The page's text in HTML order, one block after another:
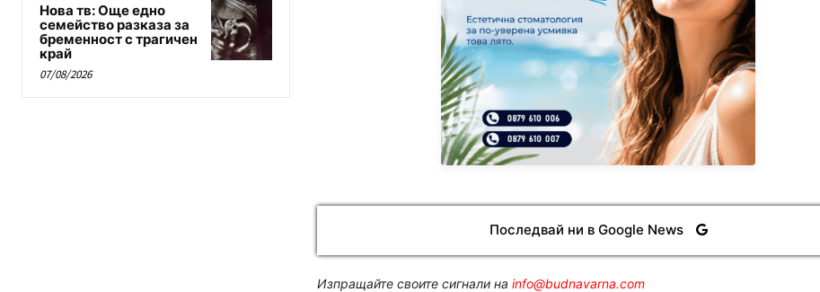
Нова тв: Още едно
семейство разказа за
бременност с трагичен
край
07/08/2026
Последвай ни в Google News
Изпращайте своите сигнали на info@budnavarna.com